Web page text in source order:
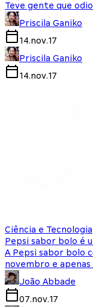
Teve gente que
Priscila Ganiko
14.nov.17
Priscila Ganiko
14.nov.17
Ciência e Tecnologia
Pepsi sabor bolo é
A Pepsi sabor bolo
novembro e apenas
João Abbade
07.nov.17